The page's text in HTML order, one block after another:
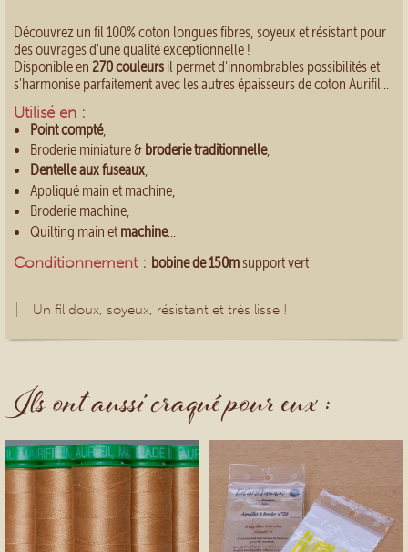
Découvrez un fil 100% coton longues fibres, soyeux et résistant pour
des ouvrages d'une qualité exceptionnelle !
Disponible en 270 couleursil permet d'innombrables possibilités et
s'harmonise parfaitement avec les autres épaisseurs de coton Aurifil...
Utilisé en :
Point compté,
Broderie miniature & broderie traditionnelle,
Dentelle aux fuseaux,
Appliqué main et machine,
Broderie machine,
Quilting main et machine...
Conditionnement : bobine de 150msupport vert
Un fil doux, soyeux, résistant et très lisse !
Ils ont aussi craqué pour eux :